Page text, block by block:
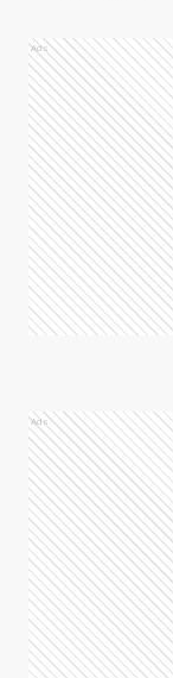
Ads
Ads